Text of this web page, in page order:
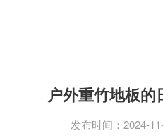
户外重竹地板
发布时间：2024-